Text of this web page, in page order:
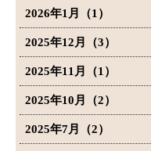
2026年1月（1）
2025年12月（3）
2025年11月（1）
2025年10月（2）
2025年7月（2）